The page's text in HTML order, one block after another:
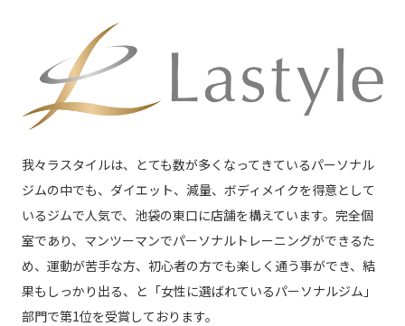
我々ラスタイルは、とても数が多くなってきているパーソナル
ジムの中でも、ダイエット、減量、ボディメイクを得意として
いるジムで人気で、池袋の東口に店舗を構えています。完全個
室であり、マンツーマンでパーソナルトレーニングができるた
め、運動が苦手な方、初心者の方でも楽しく通う事ができ、結
果もしっかり出る、と「女性に選ばれているパーソナルジム」
部門で第1位を受賞しております。